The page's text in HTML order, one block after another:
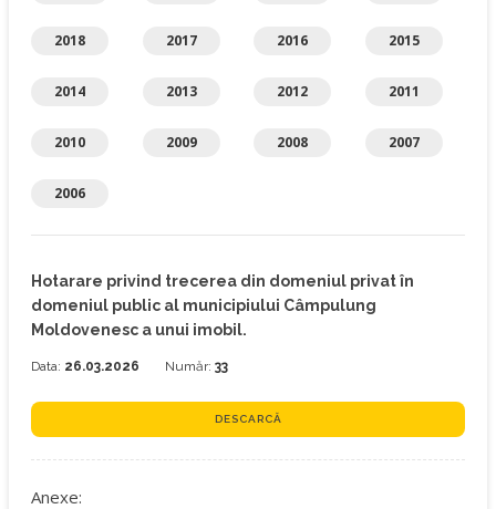
2018 2017 2016 2015
2014 2013 2012 2011
2010 2009 2008 2007
2006
Hotarare privind trecerea din domeniul privat în
domeniul public al municipiului Câmpulung
Moldovenesc a unui imobil.
Data: 26.03.2026 Număr: 33
DESCARCĂ
Anexe: